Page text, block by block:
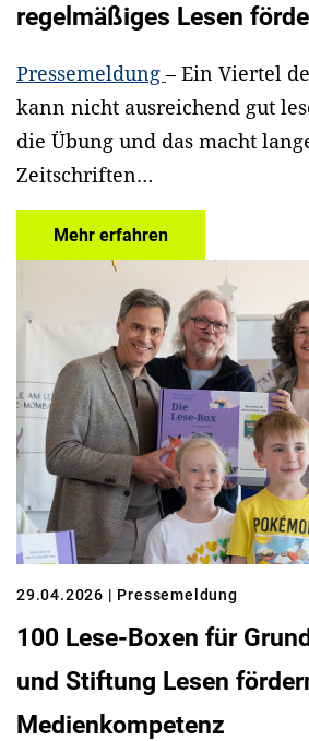
regelmäßiges Lesen
Pressemeldung– Ein Viertel
kann nicht ausreichend gut
die Übung und das macht
Zeitschriften…
Mehr erfahren
29.04.2026 | Pressemeldung
100 Lese-Boxen für
und Stiftung Lesen
Medienkompetenz